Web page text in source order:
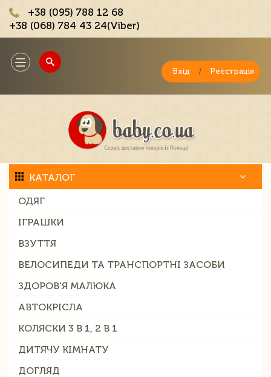
+38 (095) 788 12 68
+38 (068) 784 43 24(Viber)
Toggle
navigation
Вхід / Реєстрація
КАТАЛОГ
ОДЯГ
ІГРАШКИ
ВЗУТТЯ
ВЕЛОСИПЕДИ ТА ТРАНСПОРТНІ ЗАСОБИ
ЗДОРОВ'Я МАЛЮКА
АВТОКРІСЛА
КОЛЯСКИ 3 В 1, 2 В 1
ДИТЯЧУ КІМНАТУ
ДОГЛЯД